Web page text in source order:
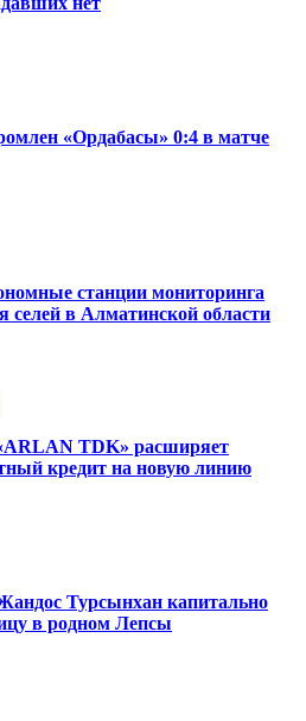
«Ордабасы» 0:4 в матче
станции мониторинга
селей в Алматинской области
TDK» расширяет
кредит на новую линию
Турсынхан капитально
в родном Лепсы